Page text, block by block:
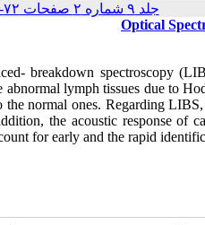
جلد ۹ شماره ۲ صفحات ۷۲-۶۵
Optical
breakdown spectroscopy
abnormal lymph tissues due to
the normal ones. Regarding
the acoustic response of
for early and the rapid